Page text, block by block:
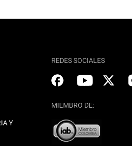
Y
REDES SOCIALES
MIEMBRO DE: